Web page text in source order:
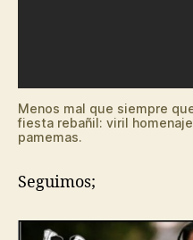
Menos mal que siempre
fiesta rebañil: viril
pamemas.
Seguimos;